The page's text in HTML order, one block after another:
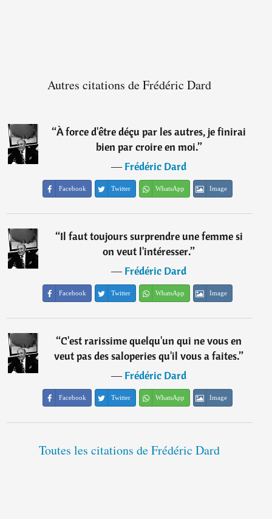
Autres citations de Frédéric Dard
“À force d'être déçu par les autres, je finirai
bien par croire en moi.”
―Frédéric Dard
Facebook Twitter WhatsApp Image
“Il faut toujours surprendre une femme si
on veut l'intéresser.”
―Frédéric Dard
Facebook Twitter WhatsApp Image
“C'est rarissime quelqu'un qui ne vous en
veut pas des saloperies qu'il vous a faites.”
―Frédéric Dard
Facebook Twitter WhatsApp Image
Toutes les citations de Frédéric Dard